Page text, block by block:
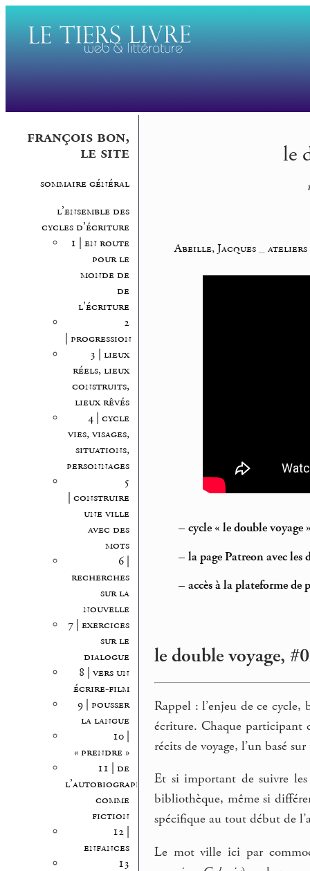
françois bon,
le site
sommaire général
l’ensemble des
cycles d’écriture
1 | en route
pour le
monde de
de
l’écriture
2
| progression
3 | lieux
réels, lieux
construits,
lieux rêvés
4 | cycle
vies, visages,
situations,
personnages
5
| construire
une ville
avec des
mots
6 |
recherches
sur la
nouvelle
7 | exercices
sur le
dialogue
8 | vers un
écrire-film
9 | pousser
la langue
10 |
« prendre »
11 | de
l’autobiographie
comme
fiction
12 |
enfances
13
le
Abeille, Jacques_ ateliers
– cycle « le double voyage
– la page Patreon avec les
– accès à la plateforme
le double voyage,
Rappel : l’enjeu de ce cycle,
écriture. Chaque participant
récits de voyage, l’un basé
Et si important de suivre les
bibliothèque, même si
spécifique au tout début de
Le mot ville ici par